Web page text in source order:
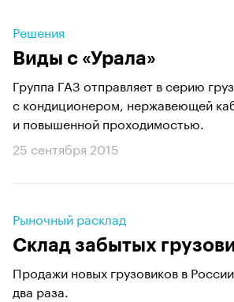
Решения
Виды с «Урала»
Группа ГАЗ отправляет в серию
с кондиционером, нержавеющей
и повышенной проходимостью.
25 сентября 2015
Рыночный расклад
Склад забытых
Продажи новых грузовиков в
два раза.